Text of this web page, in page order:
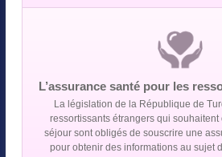
La législation de la République de
ressortissants étrangers qui
séjour sont obligés de souscrire une
pour obtenir des informations au sujet